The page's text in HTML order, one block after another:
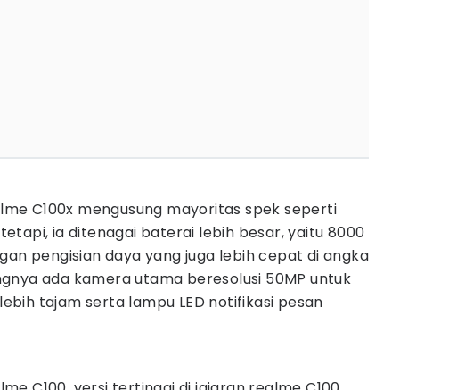
C100x mengusung mayoritas spek seperti
tetapi, ia ditenagai baterai lebih besar, yaitu 8000
pengisian daya yang juga lebih cepat di angka
ada kamera utama beresolusi 50MP untuk
tajam serta lampu LED notifikasi pesan